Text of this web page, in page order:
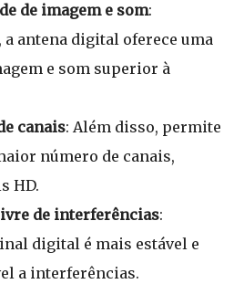
de imagem e som:
antena digital oferece uma
e som superior à
canais: Além disso, permite
número de canais,
HD.
de interferências:
digital é mais estável e
a interferências.